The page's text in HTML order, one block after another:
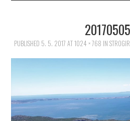
ALPINIZEM
PLEZALNI KROŽEK
PUBLISHED 5. 5. 2017 AT1024 × 768 IN